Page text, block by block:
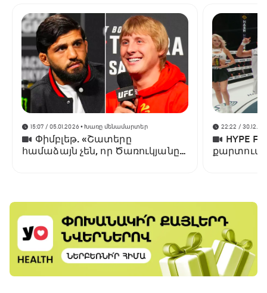
15:07 / 05.01.2026• Խառը մենամարտեր
Փիմբլեթ. «Շատերը
համաձայն չեն, որ Ծառուկյանը
22:22 /
HYPE
քարտում